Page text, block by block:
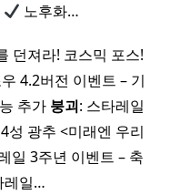
노후화…
던져라! 코스믹 포스!
4.2버전 이벤트 – 기
추가 붕괴: 스타레일
성 광추 <미래엔 우리
일 3주년 이벤트 – 축
레일…